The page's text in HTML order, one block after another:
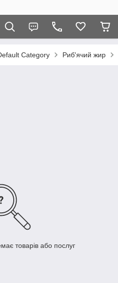
Category Риб'ячий жир
товарів або послуг